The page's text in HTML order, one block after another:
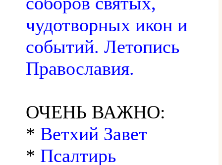
чудотворных икон и
событий. Летопись
Православия.
ОЧЕНЬ ВАЖНО:
* Ветхий Завет
* Псалтирь